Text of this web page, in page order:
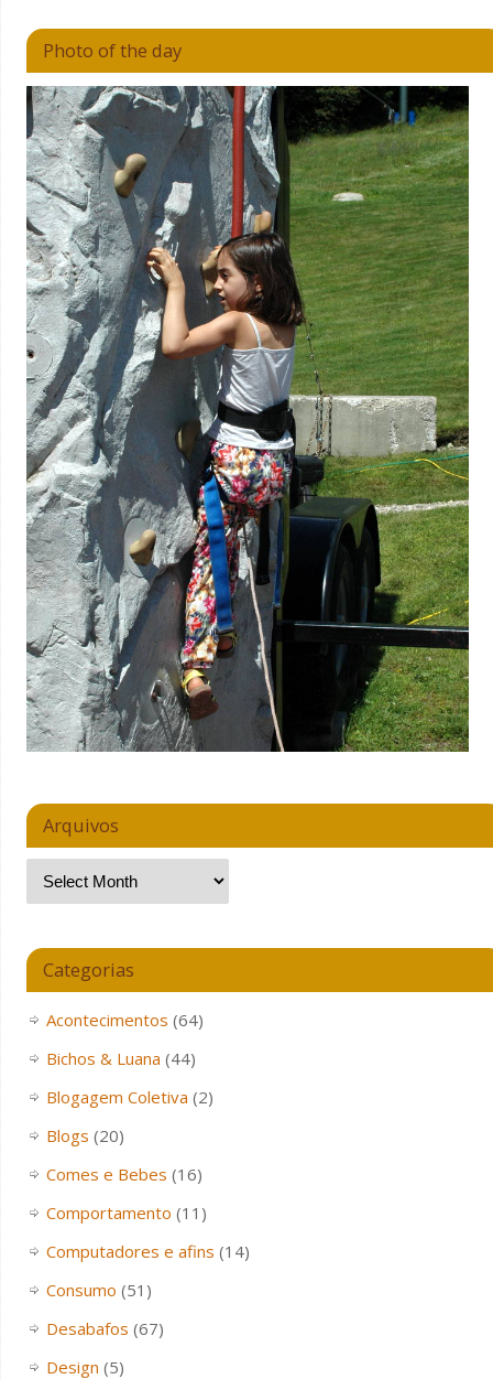
Photo of the day
Arquivos
Categorias
Acontecimentos (64)
Bichos & Luana (44)
Blogagem Coletiva (2)
Blogs (20)
Comes e Bebes (16)
Comportamento (11)
Computadores e afins (14)
Consumo (51)
Desabafos (67)
Design (5)